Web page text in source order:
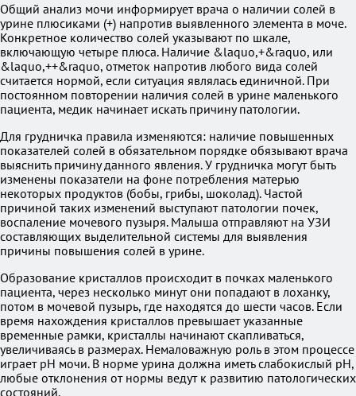
Общий анализ мочи информирует врача о наличии солей в
урине плюсиками (+) напротив выявленного элемента в моче.
Конкретное количество солей указывают по шкале,
включающую четыре плюса. Наличие &laquo,+&raquo, или
&laquo,++&raquo, отметок напротив любого вида солей
считается нормой, если ситуация являлась единичной. При
постоянном повторении наличия солей в урине маленького
пациента, медик начинает искать причину патологии.
Для грудничка правила изменяются: наличие повышенных
показателей солей в обязательном порядке обязывают врача
выяснить причину данного явления. У грудничка могут быть
изменены показатели на фоне потребления матерью
некоторых продуктов (бобы, грибы, шоколад). Частой
причиной таких изменений выступают патологии почек,
воспаление мочевого пузыря. Малыша отправляют на УЗИ
составляющих выделительной системы для выявления
причины повышения солей в урине.
Образование кристаллов происходит в почках маленького
пациента, через несколько минут они попадают в лоханку,
потом в мочевой пузырь, где находятся до шести часов. Если
время нахождения кристаллов превышает указанные
временные рамки, кристаллы начинают скапливаться,
увеличиваясь в размерах. Немаловажную роль в этом процессе
играет рН мочи. В норме урина должна иметь слабокислый рН,
любые отклонения от нормы ведут к развитию патологических
состояний.